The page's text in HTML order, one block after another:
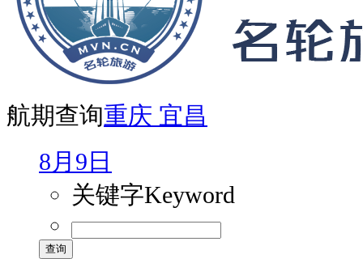
航期查询重庆 宜昌
8月9日
关键字Keyword